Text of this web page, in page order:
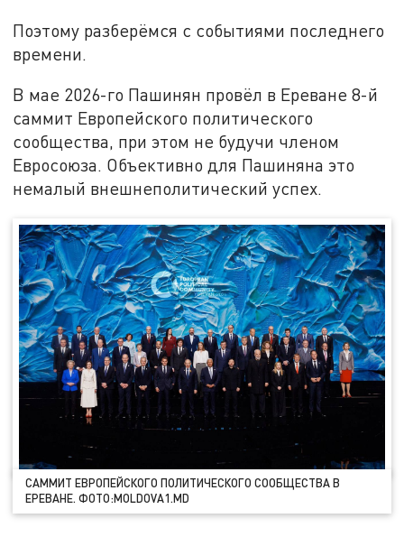
Поэтому разберёмся с событиями последнего
времени.
В мае 2026-го Пашинян провёл в Ереване 8-й
саммит Европейского политического
сообщества, при этом не будучи членом
Евросоюза. Объективно для Пашиняна это
немалый внешнеполитический успех.
CАММИТ ЕВРОПЕЙСКОГО ПОЛИТИЧЕСКОГО СООБЩЕСТВА В
ЕРЕВАНЕ. ФОТО:MOLDOVA1.MD